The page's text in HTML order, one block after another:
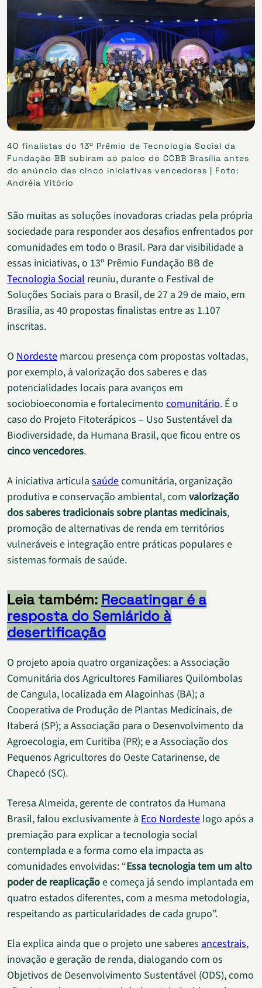
40 finalistas do 13º Prêmio de Tecnologia Social da
Fundação BB subiram ao palco do CCBB Brasília antes
do anúncio das cinco iniciativas vencedoras | Foto:
Andréia Vitório
São muitas as soluções inovadoras criadas pela própria
sociedade para responder aos desafios enfrentados por
comunidades em todo o Brasil. Para dar visibilidade a
essas iniciativas, o 13º Prêmio Fundação BB de
Tecnologia Social reuniu, durante o Festival de
Soluções Sociais para o Brasil, de 27 a 29 de maio, em
Brasília, as 40 propostas finalistas entre as 1.107
inscritas.
O Nordeste marcou presença com propostas voltadas,
por exemplo, à valorização dos saberes e das
potencialidades locais para avanços em
sociobioeconomia e fortalecimento comunitário. É o
caso do Projeto Fitoterápicos – Uso Sustentável da
Biodiversidade, da Humana Brasil, que ficou entre os
cinco vencedores.
A iniciativa articula saúdecomunitária, organização
produtiva e conservação ambiental, com valorização
dos saberes tradicionais sobre plantas medicinais,
promoção de alternativas de renda em territórios
vulneráveis e integração entre práticas populares e
sistemas formais de saúde.
Leia também: Recaatingar é a
resposta do Semiárido à
desertificação
O projeto apoia quatro organizações: a Associação
Comunitária dos Agricultores Familiares Quilombolas
de Cangula, localizada em Alagoinhas (BA); a
Cooperativa de Produção de Plantas Medicinais, de
Itaberá (SP); a Associação para o Desenvolvimento da
Agroecologia, em Curitiba (PR); e a Associação dos
Pequenos Agricultores do Oeste Catarinense, de
Chapecó (SC).
Teresa Almeida, gerente de contratos da Humana
Brasil, falou exclusivamente à Eco Nordeste logo após a
premiação para explicar a tecnologia social
contemplada e a forma como ela impacta as
comunidades envolvidas: “Essa tecnologia tem um alto
poder de reaplicaçãoe começa já sendo implantada em
quatro estados diferentes, com a mesma metodologia,
respeitando as particularidades de cada grupo”.
Ela explica ainda que o projeto une saberes ancestrais,
inovação e geração de renda, dialogando com os
Objetivos de Desenvolvimento Sustentável (ODS), como